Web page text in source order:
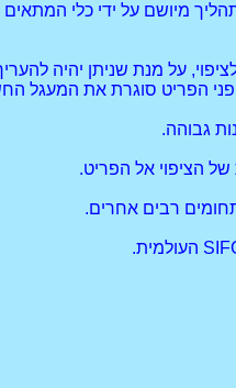
מיושם על ידי כלי
על מנת שניתן יהיה
הפריט סוגרת את המעגל
גבוהה.
הציפוי אל הפריט.